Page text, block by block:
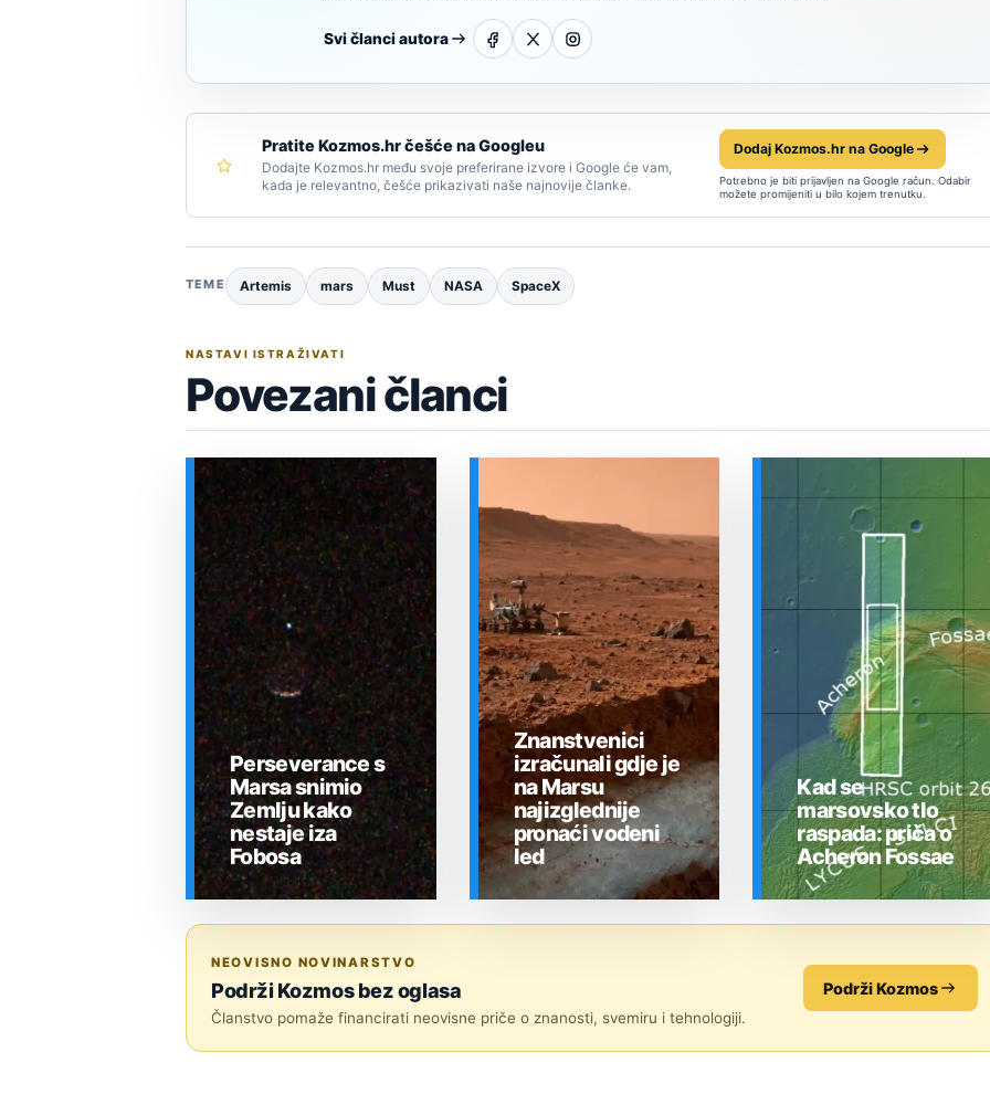
Svi članci autora
Pratite Kozmos.hr češće na Googleu
Dodajte Kozmos.hr među svoje preferirane izvore i Google će vam,
kada je relevantno, češće prikazivati naše najnovije članke.
Dodaj Kozmos.hr na Google
Potrebno je biti prijavljen na Google račun. Odabir
možete promijeniti u bilo kojem trenutku.
TEME Artemis mars Must NASA SpaceX
NASTAVI ISTRAŽIVATI
Povezani članci
Perseverance s
Marsa snimio
Zemlju kako
nestaje iza
Fobosa
Znanstvenici
izračunali gdje je
na Marsu
najizglednije
pronaći vodeni
led
Kad se
marsovsko tlo
raspada: priča o
Acheron Fossae
NEOVISNO NOVINARSTVO
Podrži Kozmos bez oglasa
Članstvo pomaže financirati neovisne priče o znanosti, svemiru i tehnologiji.
Podrži Kozmos